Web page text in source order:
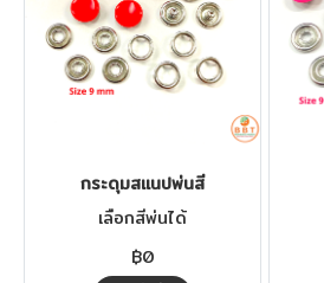
กระดุมสแนปพ่นสี
เลือกสีพ่นได้
฿0